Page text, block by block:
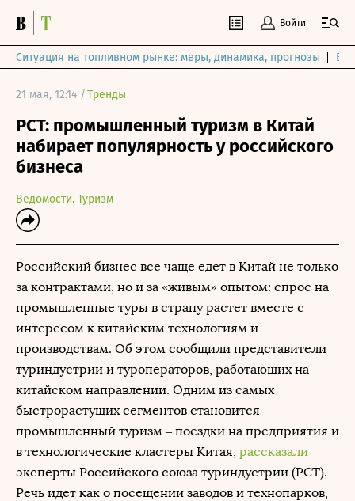
Войти
Ситуация на топливном рынке: меры, динамика, прогнозы
21 мая, 12:14 /Тренды
РСТ: промышленный туризм в Китай
набирает популярность у российского
бизнеса
Ведомости. Туризм
Российский бизнес все чаще едет в Китай не только
за контрактами, но и за «живым» опытом: спрос на
промышленные туры в страну растет вместе с
интересом к китайским технологиям и
производствам. Об этом сообщили представители
туриндустрии и туроператоров, работающих на
китайском направлении. Одним из самых
быстрорастущих сегментов становится
промышленный туризм – поездки на предприятия и
в технологические кластеры Китая, рассказали
эксперты Российского союза туриндустрии (РСТ).
Речь идет как о посещении заводов и технопарков,